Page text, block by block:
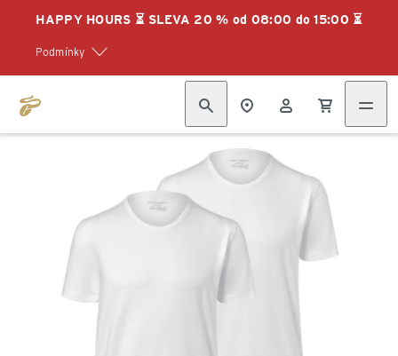
HAPPY HOURS ⏳ SLEVA 20 % od 08:00 do 15:00 ⏳
Podmínky